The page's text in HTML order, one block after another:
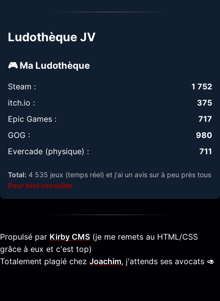
Ludothèque JV
🎮 Ma Ludothèque
Steam :
1 752
itch.io :
375
Epic Games :
717
GOG :
980
Evercade (physique) :
711
Total: 4 535 jeux (temps réel) et j'ai un avis sur à peu près tous
Pour tout consulter
Propulsé par Kirby CMS (je me remets au HTML/CSS
grâce à eux et c'est top)
Totalement plagié chez Joachim, j'attends ses avocats 🥑